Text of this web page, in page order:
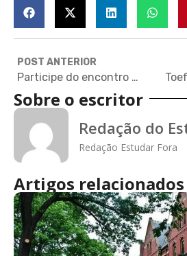
POST ANTERIOR
Participe do encontro com Universidade de Chicago
Sobre o escritor
Redação do
Redação Estudar Fora
Artigos relacionados